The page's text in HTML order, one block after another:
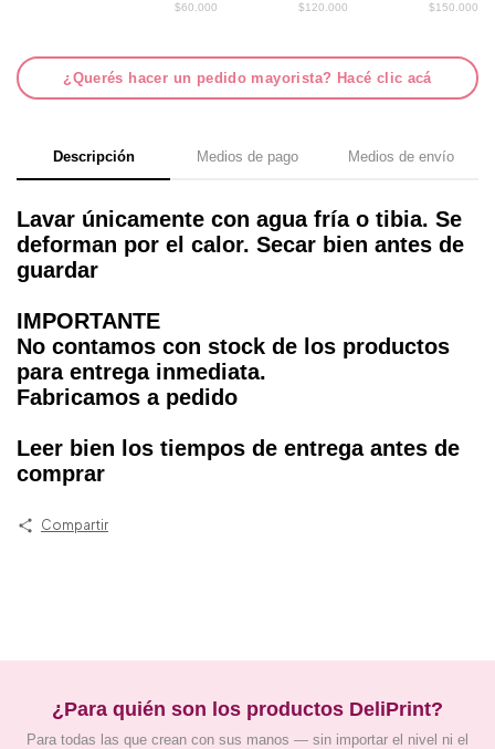
$60.000 $120.000 $150.000
¿Querés hacer un pedido mayorista? Hacé clic acá
Descripción Medios de pago Medios de envío
Lavar únicamente con agua fría o tibia. Se
deforman por el calor. Secar bien antes de
guardar
IMPORTANTE
No contamos con stock de los productos
para entrega inmediata.
Fabricamos a pedido
Leer bien los tiempos de entrega antes de
comprar
Compartir
¿Para quién son los productos DeliPrint?
Para todas las que crean con sus manos — sin importar el nivel ni el